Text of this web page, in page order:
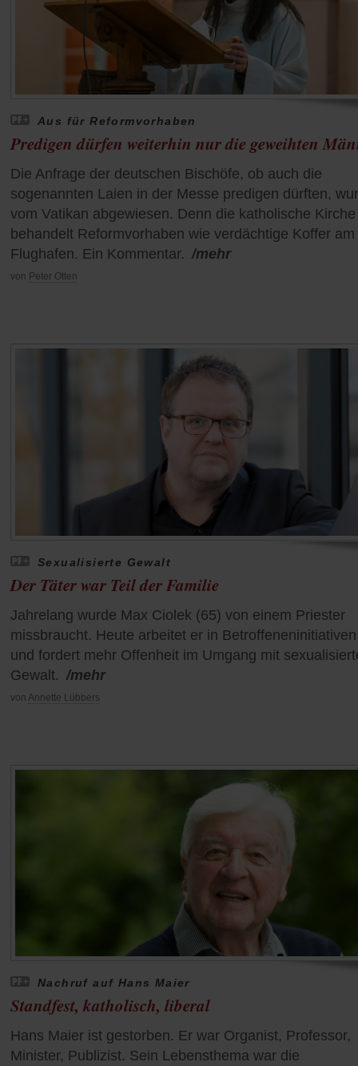
Aus für Reformvorhaben
Predigen dürfen weiterhin nur die geweihten
Die Anfrage der deutschen Bischöfe, ob auch die
sogenannten Laien in der Messe predigen dürften,
vom Vatikan abgewiesen. Denn die katholische Kirche
behandelt Reformvorhaben wie verdächtige Koffer am
Flughafen. Ein Kommentar. /mehr
von Peter Otten
Sexualisierte Gewalt
Der Täter war Teil der Familie
Jahrelang wurde Max Ciolek (65) von einem Priester
missbraucht. Heute arbeitet er in
und fordert mehr Offenheit im Umgang mit
Gewalt. /mehr
von Annette Lübbers
Nachruf auf Hans Maier
Standfest, katholisch, liberal
Hans Maier ist gestorben. Er war Organist, Professor,
Minister, Publizist. Sein Lebensthema war die